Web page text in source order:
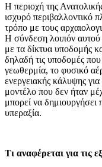
Η περιοχή της
ισχυρό περιβαλλοντικό
τρόπο με τους
Η σύνδεση λοιπόν αυτού
με τα δίκτυα υποδομής
δηλαδή τις υποδομές
γεωθερμία, το φυσικό
ενεργειακής κάλυψης
μοντέλο που δεν ήταν
μπορεί να
υπεραξία.
Τι αναφέρεται για τις